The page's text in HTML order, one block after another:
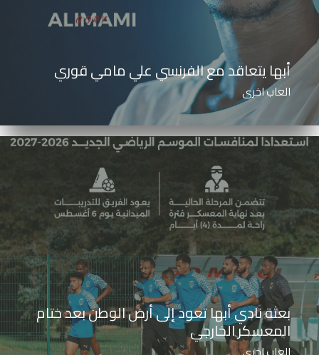
أبها يتعاقد مع الفرنسي علي مامي قوري
العاب اخرى
بعثة نادي أبها تعود إلى أرض الوطن بعد ختام
المعسكر الخارجي